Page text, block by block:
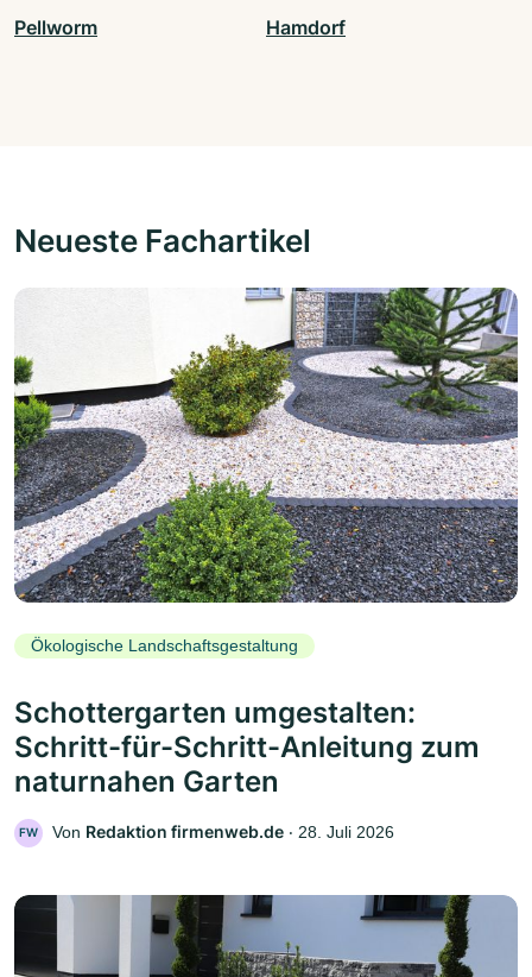
Pellworm Hamdorf
Neueste Fachartikel
Ökologische Landschaftsgestaltung
Schottergarten umgestalten:
Schritt-für-Schritt-Anleitung zum
naturnahen Garten
FW Von Redaktion firmenweb.de ‧ 28. Juli 2026